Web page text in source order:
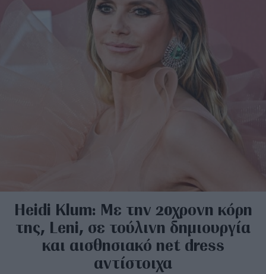
Heidi Klum: Με την 20χρονη κόρη
της, Leni, σε τούλινη δημιουργία
και αισθησιακό net dress
αντίστοιχα